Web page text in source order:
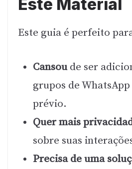
Este Material
Este guia é perfeito
Cansoude ser
grupos de
prévio.
Quer mais
sobre suas
Precisa de uma